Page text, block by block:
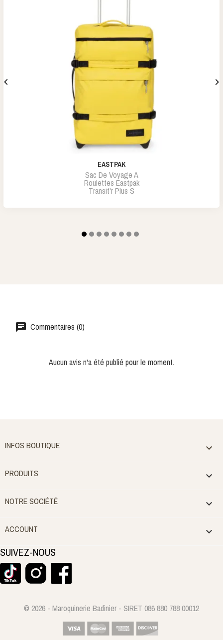
EASTPAK
Sac De Voyage A
Roulettes Eastpak
Transit'r Plus S
 
Commentaires (0)
Aucun avis n'a été publié pour le moment.
INFOS BOUTIQUE 
PRODUITS 
NOTRE SOCIÉTÉ 
ACCOUNT 
SUIVEZ-NOUS
© 2026 - Maroquinerie Badinier - SIRET 086 880 788 00012